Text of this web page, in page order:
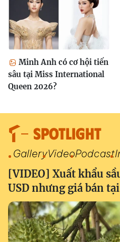
Minh Anh có cơ hội tiến
sâu tại Miss International
Queen 2026?
SPOTLIGHT
GalleryVideoPodcast
[VIDEO] Xuất khẩu
USD nhưng giá bán